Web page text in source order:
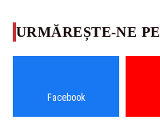
URMĂREȘTE-NE PE
Facebook